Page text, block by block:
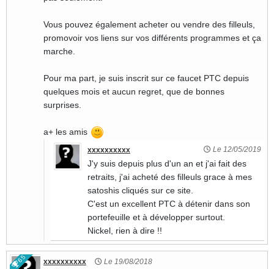
Vous pouvez également acheter ou vendre des filleuls,
promovoir vos liens sur vos différents programmes et ça
marche.
Pour ma part, je suis inscrit sur ce faucet PTC depuis
quelques mois et aucun regret, que de bonnes
surprises.
a+ les amis
xxxxxxxxxx Le 12/05/2019
J'y suis depuis plus d'un an et j'ai fait des
retraits, j'ai acheté des filleuls grace à mes
satoshis cliqués sur ce site.
C'est un excellent PTC à détenir dans son
portefeuille et à développer surtout.
Nickel, rien à dire !!
65 xxxxxxxxxx Le 19/08/2018